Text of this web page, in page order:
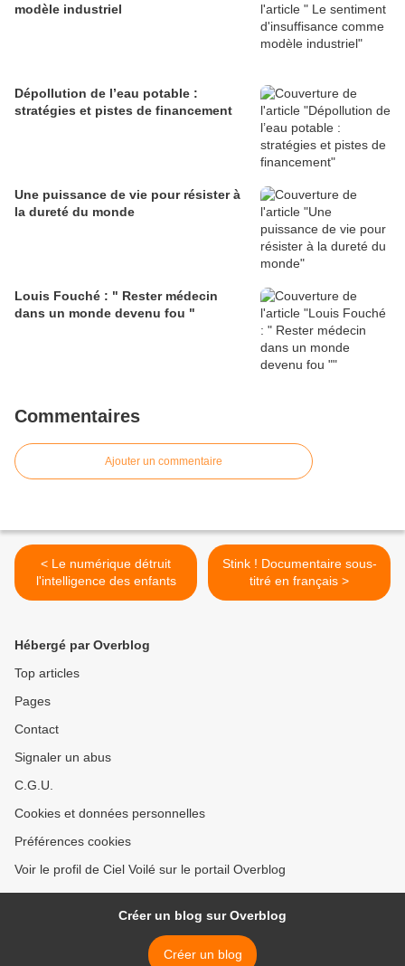
modèle industriel
Dépollution de l’eau potable :
stratégies et pistes de financement
Une puissance de vie pour résister à
la dureté du monde
Louis Fouché : " Rester médecin
dans un monde devenu fou "
Commentaires
Ajouter un commentaire
< Le numérique détruit
l'intelligence des enfants
Stink ! Documentaire sous-
titré en français >
Hébergé par Overblog
Top articles
Pages
Contact
Signaler un abus
C.G.U.
Cookies et données personnelles
Préférences cookies
Voir le profil de Ciel Voilé sur le portail Overblog
Créer un blog sur Overblog
Créer un blog